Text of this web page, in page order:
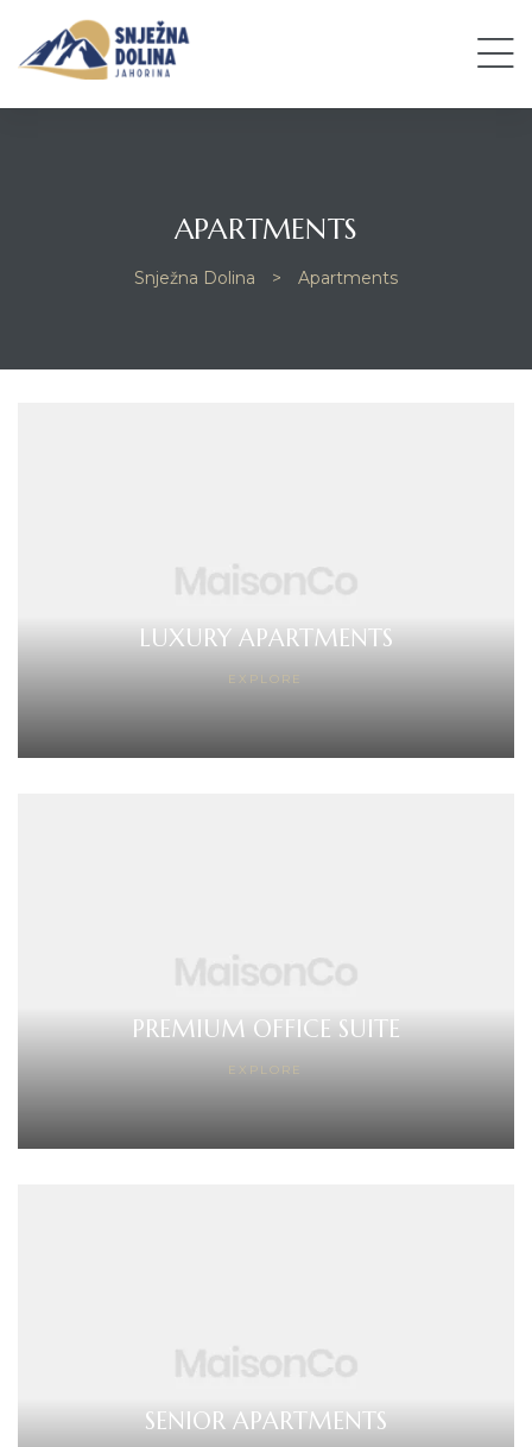
APARTMENTS
Snježna Dolina > Apartments
LUXURY APARTMENTS
EXPLORE
PREMIUM OFFICE SUITE
EXPLORE
SENIOR APARTMENTS